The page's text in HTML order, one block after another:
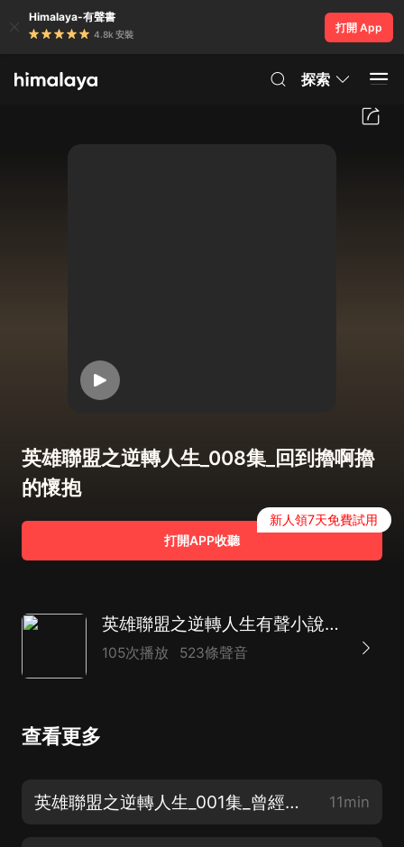
Himalaya-有聲書
4.8k 安裝
打開 App
探索
英雄聯盟之逆轉人生_008集_回到擼啊擼
的懷抱
打開APP收聽
新人領7天免費試用
英雄聯盟之逆轉人生有聲小說|遊戲競技LOL
105次播放 523條聲音
查看更多
英雄聯盟之逆轉人生_001集_曾經的職業選手 11min